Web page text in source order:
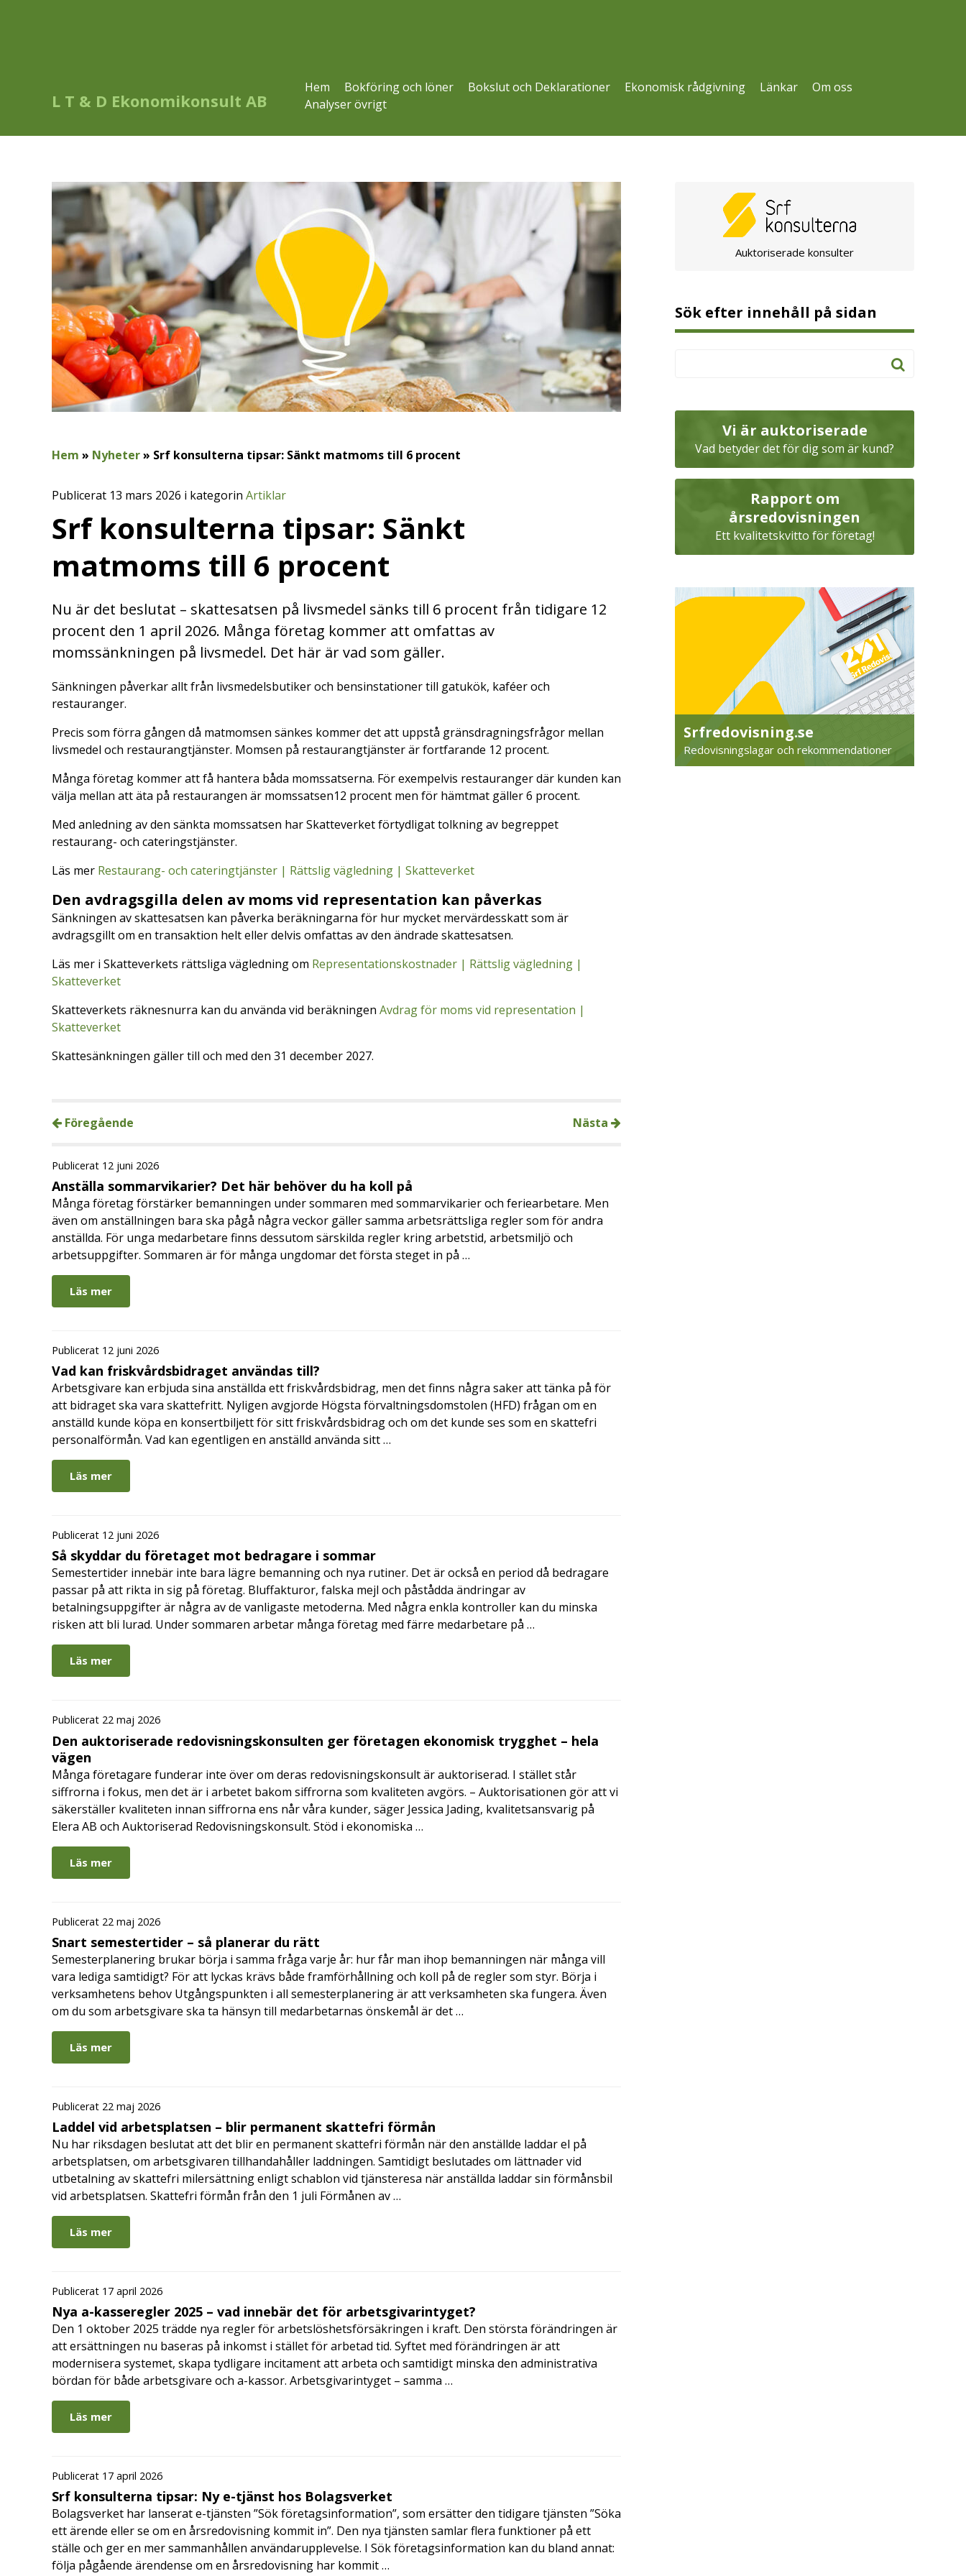
L T & D Ekonomikonsult AB
Hem Bokföring och löner Bokslut och Deklarationer Ekonomisk rådgivning Länkar
Om oss
Analyser övrigt
Hem » Nyheter» Srf konsulterna tipsar: Sänkt matmoms till 6 procent
Publicerat 13 mars 2026 i kategorin Artiklar
Srf konsulterna tipsar: Sänkt
matmoms till 6 procent
Nu är det beslutat – skattesatsen på livsmedel sänks till 6 procent från tidigare 12
procent den 1 april 2026. Många företag kommer att omfattas av
momssänkningen på livsmedel. Det här är vad som gäller.
Sänkningen påverkar allt från livsmedelsbutiker och bensinstationer till gatukök, kaféer och
restauranger.
Precis som förra gången då matmomsen sänkes kommer det att uppstå gränsdragningsfrågor mellan
livsmedel och restaurangtjänster. Momsen på restaurangtjänster är fortfarande 12 procent.
Många företag kommer att få hantera båda momssatserna. För exempelvis restauranger där kunden kan
välja mellan att äta på restaurangen är momssatsen12 procent men för hämtmat gäller 6 procent.
Med anledning av den sänkta momssatsen har Skatteverket förtydligat tolkning av begreppet
restaurang- och cateringstjänster.
Läs mer Restaurang- och cateringtjänster | Rättslig vägledning | Skatteverket
Den avdragsgilla delen av moms vid representation kan påverkas
Sänkningen av skattesatsen kan påverka beräkningarna för hur mycket mervärdesskatt som är
avdragsgillt om en transaktion helt eller delvis omfattas av den ändrade skattesatsen.
Läs mer i Skatteverkets rättsliga vägledning om Representationskostnader | Rättslig vägledning |
Skatteverket
Skatteverkets räknesnurra kan du använda vid beräkningen Avdrag för moms vid representation |
Skatteverket
Skattesänkningen gäller till och med den 31 december 2027.
Föregående Nästa
Publicerat 12 juni 2026
Anställa sommarvikarier? Det här behöver du ha koll på
Många företag förstärker bemanningen under sommaren med sommarvikarier och feriearbetare. Men
även om anställningen bara ska pågå några veckor gäller samma arbetsrättsliga regler som för andra
anställda. För unga medarbetare finns dessutom särskilda regler kring arbetstid, arbetsmiljö och
arbetsuppgifter. Sommaren är för många ungdomar det första steget in på …
Läs mer
Publicerat 12 juni 2026
Vad kan friskvårdsbidraget användas till?
Arbetsgivare kan erbjuda sina anställda ett friskvårdsbidrag, men det finns några saker att tänka på för
att bidraget ska vara skattefritt. Nyligen avgjorde Högsta förvaltningsdomstolen (HFD) frågan om en
anställd kunde köpa en konsertbiljett för sitt friskvårdsbidrag och om det kunde ses som en skattefri
personalförmån. Vad kan egentligen en anställd använda sitt …
Läs mer
Publicerat 12 juni 2026
Så skyddar du företaget mot bedragare i sommar
Semestertider innebär inte bara lägre bemanning och nya rutiner. Det är också en period då bedragare
passar på att rikta in sig på företag. Bluffakturor, falska mejl och påstådda ändringar av
betalningsuppgifter är några av de vanligaste metoderna. Med några enkla kontroller kan du minska
risken att bli lurad. Under sommaren arbetar många företag med färre medarbetare på …
Läs mer
Publicerat 22 maj 2026
Den auktoriserade redovisningskonsulten ger företagen ekonomisk trygghet – hela
vägen
Många företagare funderar inte över om deras redovisningskonsult är auktoriserad. I stället står
siffrorna i fokus, men det är i arbetet bakom siffrorna som kvaliteten avgörs. – Auktorisationen gör att vi
säkerställer kvaliteten innan siffrorna ens når våra kunder, säger Jessica Jading, kvalitetsansvarig på
Elera AB och Auktoriserad Redovisningskonsult. Stöd i ekonomiska …
Läs mer
Publicerat 22 maj 2026
Snart semestertider – så planerar du rätt
Semesterplanering brukar börja i samma fråga varje år: hur får man ihop bemanningen när många vill
vara lediga samtidigt? För att lyckas krävs både framförhållning och koll på de regler som styr. Börja i
verksamhetens behov Utgångspunkten i all semesterplanering är att verksamheten ska fungera. Även
om du som arbetsgivare ska ta hänsyn till medarbetarnas önskemål är det …
Läs mer
Publicerat 22 maj 2026
Laddel vid arbetsplatsen – blir permanent skattefri förmån
Nu har riksdagen beslutat att det blir en permanent skattefri förmån när den anställde laddar el på
arbetsplatsen, om arbetsgivaren tillhandahåller laddningen. Samtidigt beslutades om lättnader vid
utbetalning av skattefri milersättning enligt schablon vid tjänsteresa när anställda laddar sin förmånsbil
vid arbetsplatsen. Skattefri förmån från den 1 juli Förmånen av …
Läs mer
Publicerat 17 april 2026
Nya a-kasseregler 2025 – vad innebär det för arbetsgivarintyget?
Den 1 oktober 2025 trädde nya regler för arbetslöshetsförsäkringen i kraft. Den största förändringen är
att ersättningen nu baseras på inkomst i stället för arbetad tid. Syftet med förändringen är att
modernisera systemet, skapa tydligare incitament att arbeta och samtidigt minska den administrativa
bördan för både arbetsgivare och a-kassor. Arbetsgivarintyget – samma …
Läs mer
Publicerat 17 april 2026
Srf konsulterna tipsar: Ny e-tjänst hos Bolagsverket
Bolagsverket har lanserat e-tjänsten ”Sök företagsinformation”, som ersätter den tidigare tjänsten ”Söka
ett ärende eller se om en årsredovisning kommit in”. Den nya tjänsten samlar flera funktioner på ett
ställe och ger en mer sammanhållen användarupplevelse. I Sök företagsinformation kan du bland annat:
följa pågående ärendense om en årsredovisning har kommit …
Auktoriserade konsulter
Sök efter innehåll på sidan
Vi är auktoriserade
Vad betyder det för dig som är kund?
Rapport om
årsredovisningen
Ett kvalitetskvitto för företag!
Srfredovisning.se
Redovisningslagar och rekommendationer